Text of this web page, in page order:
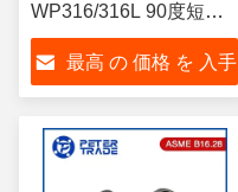
WP316/316L 90度短半
径肘
最高 の 価格 を 入手